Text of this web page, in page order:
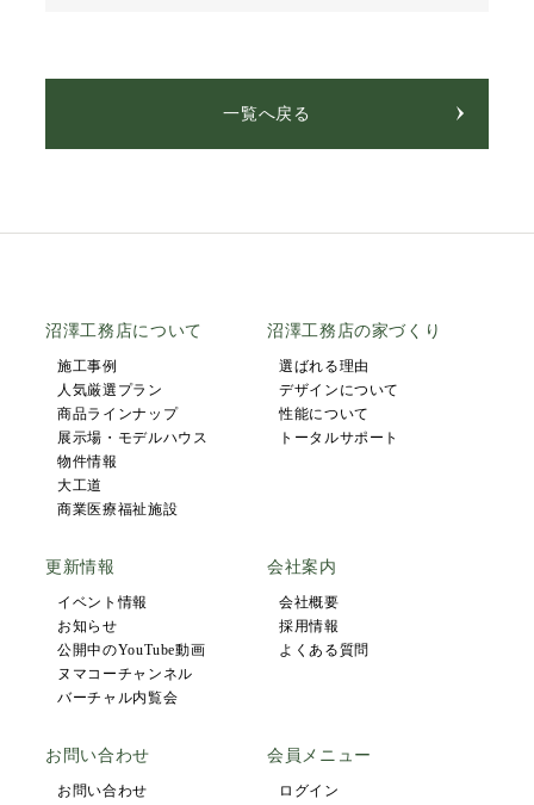
一覧へ戻る
沼澤工務店について
施工事例
人気厳選プラン
商品ラインナップ
展示場・モデルハウス
物件情報
大工道
商業医療福祉施設
沼澤工務店の家づくり
選ばれる理由
デザインについて
性能について
トータルサポート
更新情報
イベント情報
お知らせ
公開中のYouTube動画
ヌマコーチャンネル
バーチャル内覧会
会社案内
会社概要
採用情報
よくある質問
お問い合わせ
お問い合わせ
会員メニュー
ログイン